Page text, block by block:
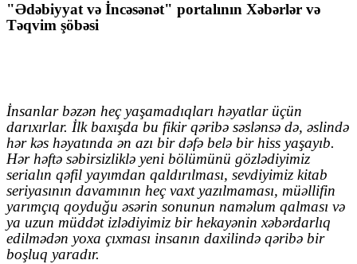
"Ədəbiyyat və İncəsənət" portalının Xəbərlər və
Təqvim şöbəsi
İnsanlar bəzən heç yaşamadıqları həyatlar üçün
darıxırlar. İlk baxışda bu fikir qəribə səslənsə də, əslində
hər kəs həyatında ən azı bir dəfə belə bir hiss yaşayıb.
Hər həftə səbirsizliklə yeni bölümünü gözlədiyimiz
serialın qəfil yayımdan qaldırılması, sevdiyimiz kitab
seriyasının davamının heç vaxt yazılmaması, müəllifin
yarımçıq qoyduğu əsərin sonunun naməlum qalması və
ya uzun müddət izlədiyimiz bir hekayənin xəbərdarlıq
edilmədən yoxa çıxması insanın daxilində qəribə bir
boşluq yaradır.